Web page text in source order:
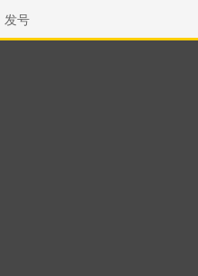
发号